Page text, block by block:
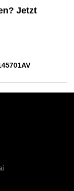
Jetzt